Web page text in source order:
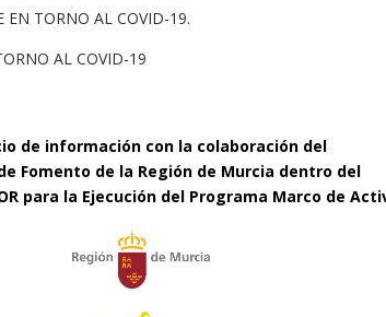
EN TORNO AL COVID-19.
AL COVID-19
de información con la colaboración del
Fomento de la Región de Murcia dentro del
para la Ejecución del Programa Marco de